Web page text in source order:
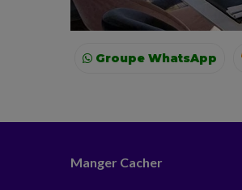
Groupe WhatsApp
Manger Cacher